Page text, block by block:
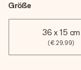
Größe
36 x 15 cm
(€ 29,99)